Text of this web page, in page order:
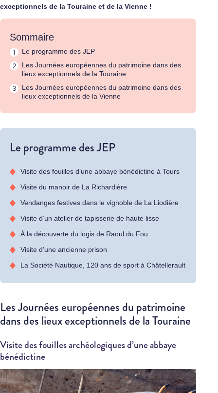
exceptionnels de la Touraine et de la Vienne !
Sommaire
Le programme des JEP
Les Journées européennes du patrimoine dans des
lieux exceptionnels de la Touraine
Les Journées européennes du patrimoine dans des
lieux exceptionnels de la Vienne
Le programme des JEP
Visite des fouilles d’une abbaye bénédictine à Tours
Visite du manoir de La Richardière
Vendanges festives dans le vignoble de La Liodière
Visite d’un atelier de tapisserie de haute lisse
À la découverte du logis de Raoul du Fou
Visite d’une ancienne prison
La Société Nautique, 120 ans de sport à Châtellerault
Les Journées européennes du patrimoine
dans des lieux exceptionnels de la Touraine
Visite des fouilles archéologiques d’une abbaye
bénédictine